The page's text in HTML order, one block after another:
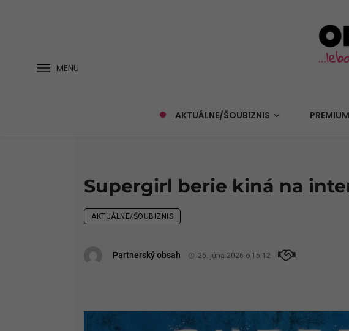
MENU
AKTUÁLNE/ŠOUBIZNIS PREMIUM
Supergirl berie kiná na
AKTUÁLNE/ŠOUBIZNIS
Partnerský obsah 25. júna 2026 o 15:12